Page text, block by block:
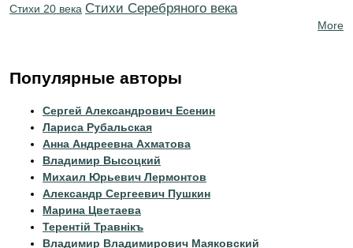
Стихи 20 века Cтихи Серебряного века
More
Популярные авторы
Сергей Александрович Есенин
Лариса Рубальская
Анна Андреевна Ахматова
Владимир Высоцкий
Михаил Юрьевич Лермонтов
Александр Сергеевич Пушкин
Марина Цветаева
Терентiй Травнiкъ
Владимир Владимирович Маяковский